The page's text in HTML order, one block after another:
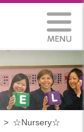
☆Nursery☆